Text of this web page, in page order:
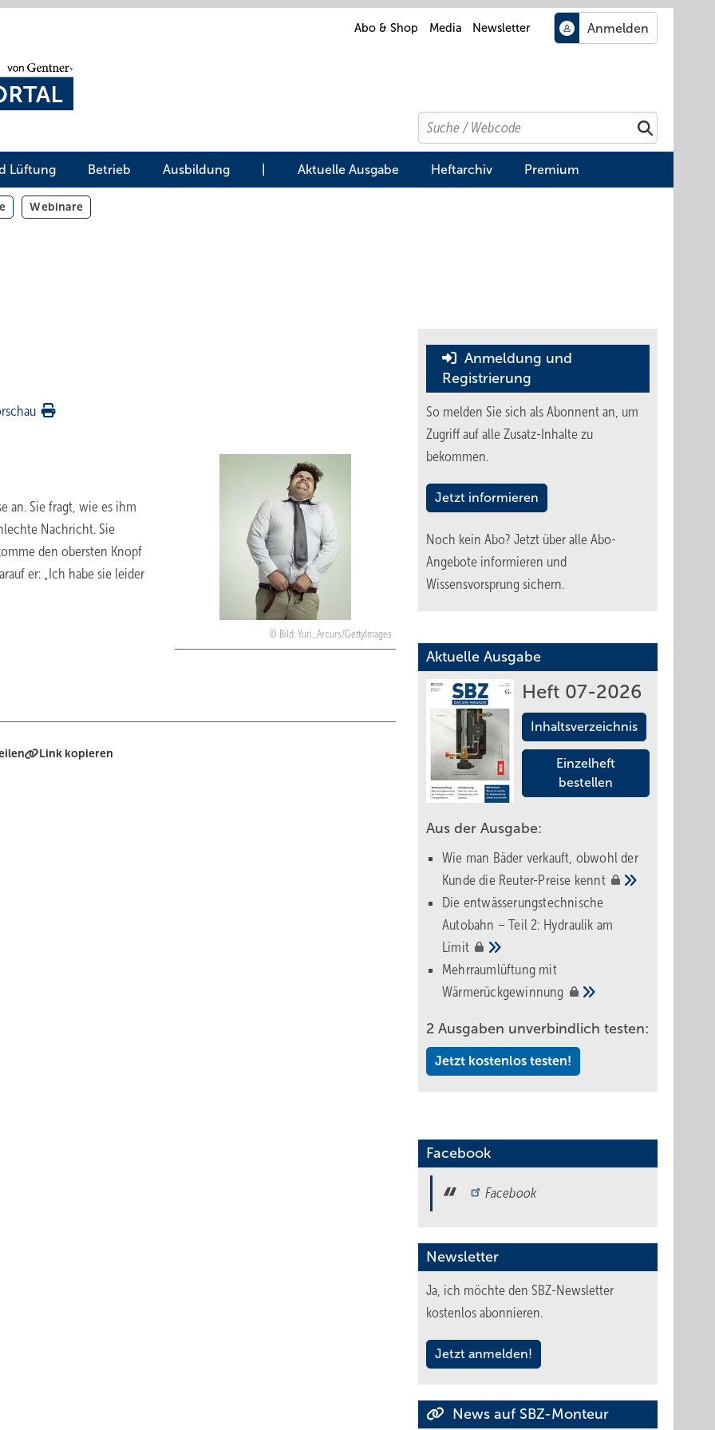
Abo & Shop Media Newsletter
Search
Suchen
Lüftung Betrieb Ausbildung Aktuelle Ausgabe Heftarchiv Premium
Webinare
Bild: Yuri_Arcurs/GettyImages
an. Sie fragt, wie es ihm
Nachricht. Sie
den obersten Knopf
er: „Ich habe sie leider
Link kopieren
Anmeldung und
Registrierung
So melden Sie sich als Abonnent an, um
Zugriff auf alle Zusatz-Inhalte zu
bekommen.
Jetzt informieren
Noch kein Abo? Jetzt über alle Abo-
Angebote informieren und
Wissensvorsprung sichern.
Aktuelle Ausgabe
Heft 07-2026
Inhaltsverzeichnis
Einzelheft
bestellen
Aus der Ausgabe:
Wie man Bäder verkauft, obwohl der
Kunde die Reuter-Preise kennt
Die entwässerungstechnische
Autobahn – Teil 2: Hydraulik am
Limit
Mehrraumlüftung mit
Wärmerückgewinnung
2 Ausgaben unverbindlich testen:
Jetzt kostenlos testen!
Facebook
Facebook
Newsletter
Ja, ich möchte den SBZ-Newsletter
kostenlos abonnieren.
Jetzt anmelden!
News auf SBZ-Monteur